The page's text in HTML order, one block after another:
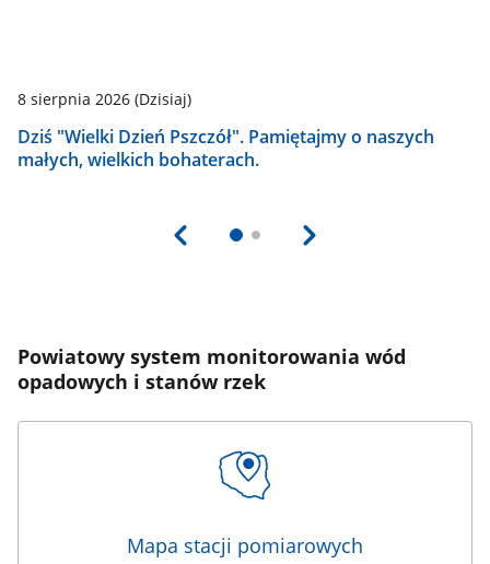
8 sierpnia 2026(Dzisiaj)
Dziś "Wielki Dzień Pszczół". Pamiętajmy o naszych
małych, wielkich bohaterach.
Powiatowy system monitorowania wód
opadowych i stanów rzek
Mapa stacji pomiarowych